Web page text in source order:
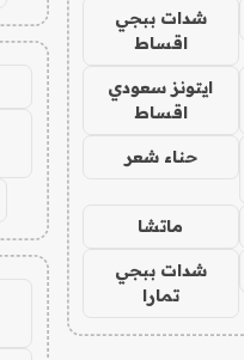
شدات ببجي
اقساط
ايتونز سعودي
اقساط
حناء شعر
ماتشا
شدات ببجي
تمارا